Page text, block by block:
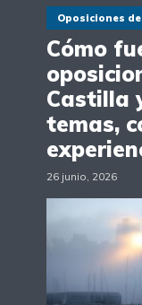
Oposiciones
Cómo
Castilla
temas,
26 junio, 2026